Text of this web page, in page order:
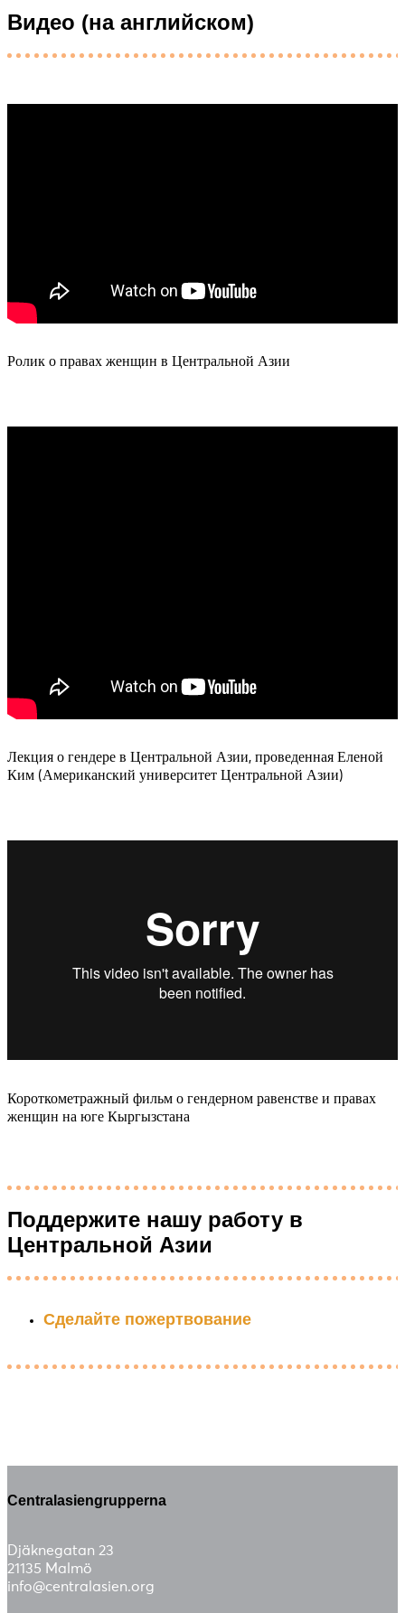
Видео (на английском)
Ролик о правах женщин в Центральной Азии
Лекция о гендере в Центральной Азии, проведенная Еленой
Ким (Американский университет Центральной Азии)
Короткометражный фильм о гендерном равенстве и правах
женщин на юге Кыргызстана
Поддержите нашу работу в
Центральной Азии
Сделайте пожертвование
Centralasiengrupperna
Djäknegatan 23
21135 Malmö
info@centralasien.org